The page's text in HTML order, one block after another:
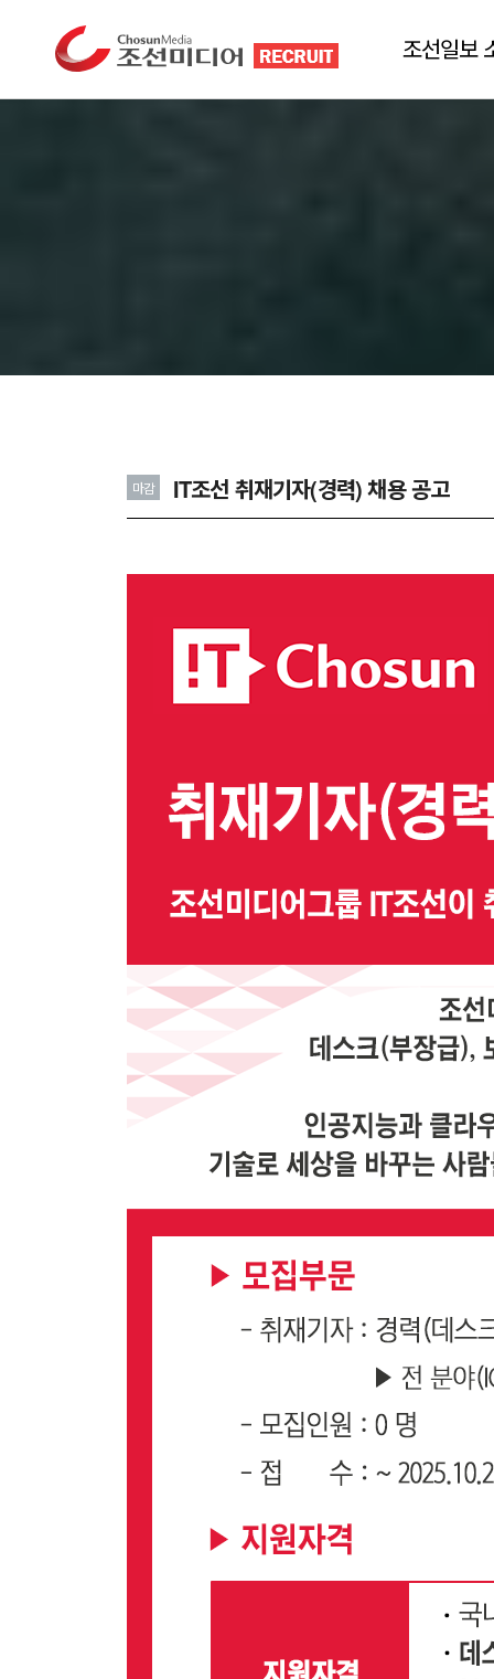
조선일보
마감 IT조선 취재기자(경력) 채용 공고